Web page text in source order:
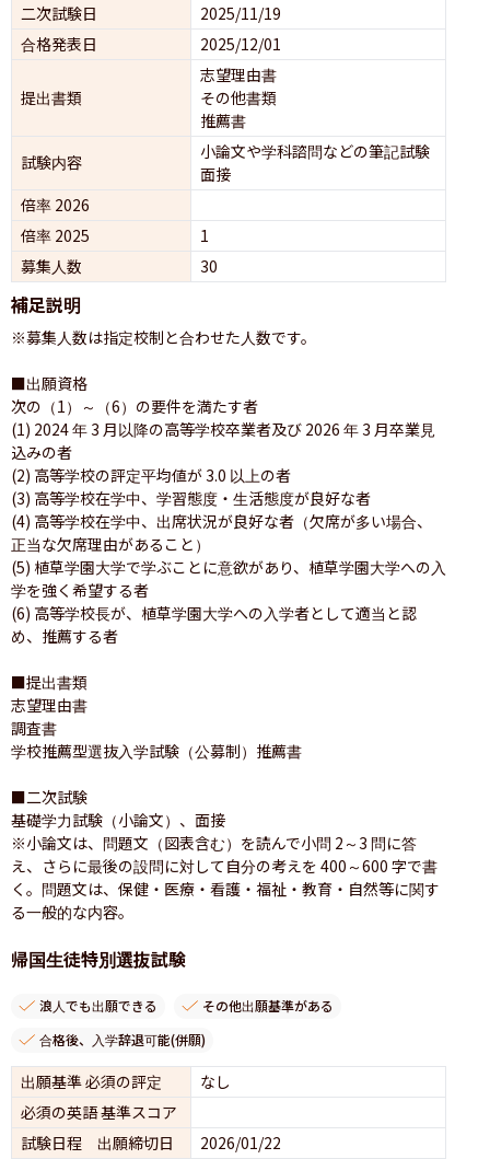
二次試験日
2025/11/19
合格発表日
2025/12/01
提出書類
志望理由書
その他書類
推薦書
試験内容
小論文や学科諮問などの筆記試験
面接
倍率 2026
倍率 2025
1
募集人数
30
補足説明
※募集人数は指定校制と合わせた人数です。
■出願資格
次の（1）～（6）の要件を満たす者
(1) 2024 年 3 月以降の高等学校卒業者及び 2026 年 3 月卒業見
込みの者
(2) 高等学校の評定平均値が 3.0 以上の者
(3) 高等学校在学中、学習態度・生活態度が良好な者
(4) 高等学校在学中、出席状況が良好な者（欠席が多い場合、
正当な欠席理由があること）
(5) 植草学園大学で学ぶことに意欲があり、植草学園大学への入
学を強く希望する者
(6) 高等学校長が、植草学園大学への入学者として適当と認
め、推薦する者
■提出書類
志望理由書
調査書
学校推薦型選抜入学試験（公募制）推薦書
■二次試験
基礎学力試験（小論文）、面接
※小論文は、問題文（図表含む）を読んで小問 2～3 問に答
え、さらに最後の設問に対して自分の考えを 400～600 字で書
く。問題文は、保健・医療・看護・福祉・教育・自然等に関す
る一般的な内容。
帰国生徒特別選抜試験
浪人でも出願できる
その他出願基準がある
合格後、入学辞退可能(併願)
出願基準 必須の評定
なし
必須の英語 基準スコア
試験日程 出願締切日
2026/01/22